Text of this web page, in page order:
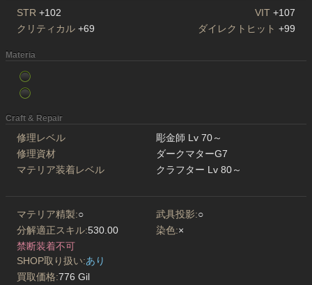
STR +102 VIT +107
クリティカル +69 ダイレクトヒット +99
Materia
Craft & Repair
修理レベル
彫金師 Lv 70～
修理資材
ダークマターG7
マテリア装着レベル
クラフター Lv 80～
マテリア精製:○ 武具投影:○
分解適正スキル:530.00 染色:×
禁断装着不可
SHOP取り扱い:あり
買取価格:776 Gil